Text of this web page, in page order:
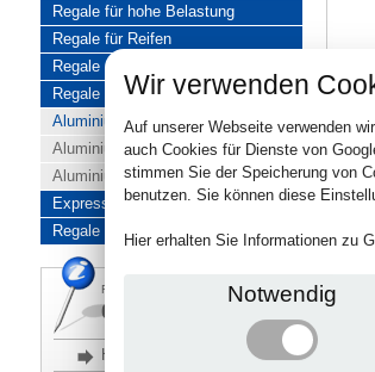
Regale für hohe Belastung
Regale für Reifen
Regale aus Edelstahl
Regale aus Aluminium
Aluminiumregale komplett
Aluminiumregal Baukasten
Aluminiumregal Kombinationen
Express-Produkte
Regale Reduziert
Rückfragen, Hilfe, Bestellen?
06201 690095-0
Häufige Fragen
Wir verwenden
Auf unserer Webseite verwenden
auch Cookies für Dienste von
stimmen Sie der Speicherung von
benutzen. Sie können diese
Hier erhalten Sie Informationen zu
Notwendig